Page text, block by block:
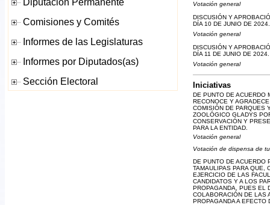
Votación general
DISCUSIÓN Y
DÍA 10 DE JUNIO DE 2024.
Votación general
DISCUSIÓN Y
DÍA 11 DE JUNIO DE 2024.
Votación general
Iniciativas
DE PUNTO DE ACUERDO
RECONOCE Y
COMISIÓN DE PARQUES
ZOOLÓGICO GLADYS
CONSERVACIÓN Y
PARA LA ENTIDAD.
Votación general
Votación de dispensa de
DE PUNTO DE ACUERDO
TAMAULIPAS PARA QUE,
EJERCICIO DE LAS
CANDIDATOS Y A LOS
PROPAGANDA, PUES EL
COLABORACIÓN DE LAS
PROPAGANDA A EFECTO